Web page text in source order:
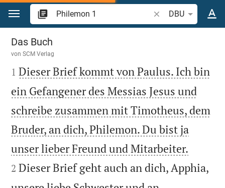
Zum Inhalt springen
Bibelstelle oder
DBU
Philemon 1
Das Buch
vonSCM Verlag

1 Dieser Brief kommt von Paulus. Ich bin
ein Gefangener des Messias Jesus und
schreibe zusammen mit Timotheus, dem
Bruder, an dich, Philemon. Du bist ja
unser lieber Freund und Mitarbeiter.
2 Dieser Brief geht auch an dich, Apphia,